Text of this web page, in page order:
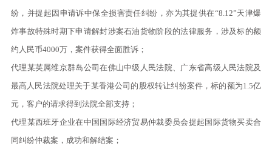
纷，并提起因申请诉中保全损害责任纠纷，亦为其提供在“8.12”天津爆
炸事故特殊时期下申请解封涉案石油货物阶段的法律服务，涉及标的额
约人民币4000万，案件获得全面胜诉；
代理某英属维京群岛公司在佛山中级人民法院、广东省高级人民法院及
最高人民法院处理关于某香港公司的股权转让纠纷案件，标的额为1.5亿
元，客户的请求得到法院全部支持；
代理某西班牙企业在中国国际经济贸易仲裁委员会提起国际货物买卖合
同纠纷仲裁案，成功和解结案；